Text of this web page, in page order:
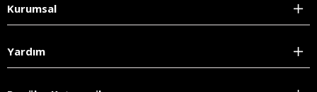
Kurumsal
Yardım